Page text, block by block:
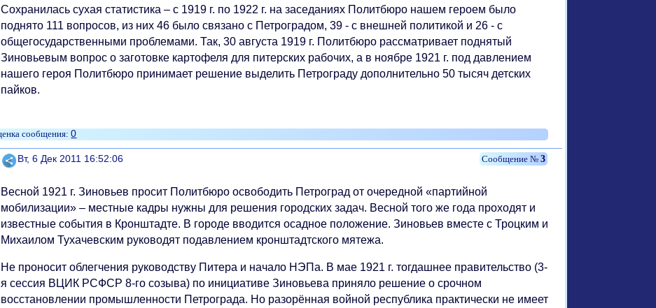
Сохранилась сухая статистика – с 1919 г. по 1922 г. на заседаниях Политбюро нашем героем было
поднято 111 вопросов, из них 46 было связано с Петроградом, 39 - с внешней политикой и 26 - с
общегосударственными проблемами. Так, 30 августа 1919 г. Политбюро рассматривает поднятый
Зиновьевым вопрос о заготовке картофеля для питерских рабочих, а в ноябре 1921 г. под давлением
нашего героя Политбюро принимает решение выделить Петрограду дополнительно 50 тысяч детских
пайков.
0
Поделиться 3
Вт, 6 Дек 2011 16:52:06
Весной 1921 г. Зиновьев просит Политбюро освободить Петроград от очередной «партийной
мобилизации» – местные кадры нужны для решения городских задач. Весной того же года проходят и
известные события в Кронштадте. В городе вводится осадное положение. Зиновьев вместе с Троцким и
Михаилом Тухачевским руководят подавлением кронштадтского мятежа.
Не проносит облегчения руководству Питера и начало НЭПа. В мае 1921 г. тогдашнее правительство (3-
я сессия ВЦИК РСФСР 8-го созыва) по инициативе Зиновьева приняло решение о срочном
восстановлении промышленности Петрограда. Но разорённая войной республика практически не имеет